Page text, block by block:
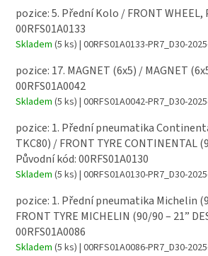
pozice: 5. Přední Kolo / FRONT WHEEL,
00RFS01A0133
Skladem (5 ks) | 00RFS01A0133-PR7_D30-
pozice: 17. MAGNET (6x5) / MAGNET
00RFS01A0042
Skladem (5 ks) | 00RFS01A0042-PR7_D30-
pozice: 1. Přední pneumatika
TKC80) / FRONT TYRE CONTINENTAL
Původní kód: 00RFS01A0130
Skladem (5 ks) | 00RFS01A0130-PR7_D30-
pozice: 1. Přední pneumatika Michelin
FRONT TYRE MICHELIN (90/90 – 21”
00RFS01A0086
Skladem (5 ks) | 00RFS01A0086-PR7_D30-